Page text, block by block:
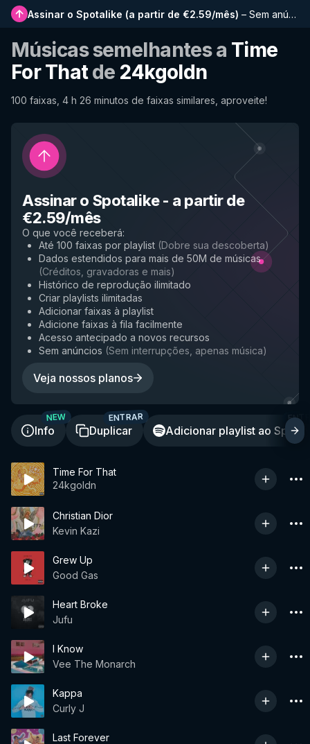
Assinar o Spotalike (a partir de €2.59/mês) – Sem anúncios, playlists mais longas, histórico completo e acesso antecipado a novos recursos
Músicas semelhantes a Time
For Thatde 24kgoldn
100 faixas, 4 h 26 minutos de faixas similares, aproveite!
Assinar o Spotalike- a partir de
€2.59/mês
O que você receberá:
Até 100 faixas por playlist (Dobre sua descoberta)
Dados estendidos para mais de 50M de músicas
(Créditos, gravadoras e mais)
Histórico de reprodução ilimitado
Criar playlists ilimitadas
Adicionar faixas à playlist
Adicione faixas à fila facilmente
Acesso antecipado a novos recursos
Sem anúncios (Sem interrupções, apenas música)
Veja nossos planos
Info
NEW
Duplicar
ENTRAR
Adicionar playlist ao
Time For That
24kgoldn
Christian Dior
Kevin Kazi
Grew Up
Good Gas
Heart Broke
Jufu
I Know
Vee The Monarch
Kappa
Curly J
Last Forever